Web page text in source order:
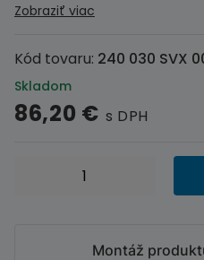
Zobraziť viac
Kód tovaru: 240 030 SVX
Skladom
86,20 € s DPH
množstvo
Montáž